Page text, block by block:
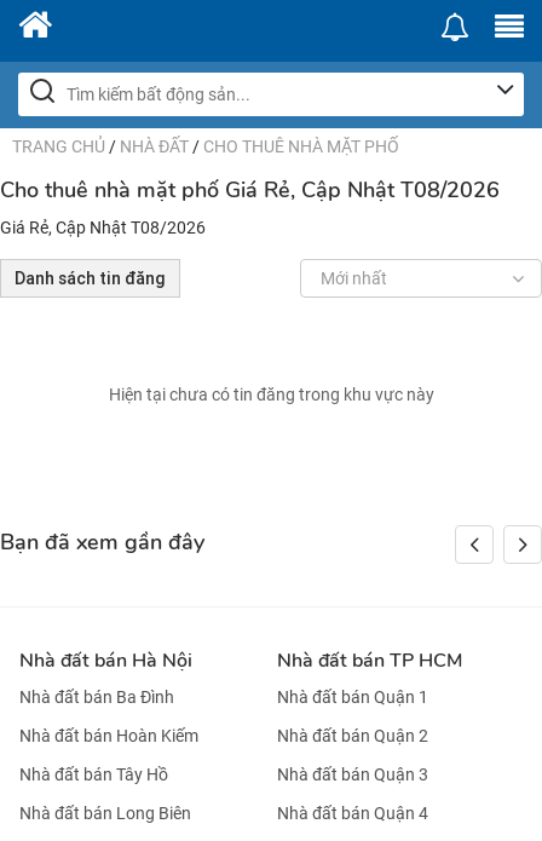
TRANG CHỦ / NHÀ ĐẤT / CHO THUÊ NHÀ MẶT PHỐ
Cho thuê nhà mặt phố Giá Rẻ, Cập Nhật T08/2026
Giá Rẻ, Cập Nhật T08/2026
Danh sách tin đăng Mới nhất
Hiện tại chưa có tin đăng trong khu vực này
Bạn đã xem gần đây
Nhà đất bán Hà Nội
Nhà đất bán Ba Đình
Nhà đất bán Hoàn Kiếm
Nhà đất bán Tây Hồ
Nhà đất bán Long Biên
Nhà đất bán TP HCM
Nhà đất bán Quận 1
Nhà đất bán Quận 2
Nhà đất bán Quận 3
Nhà đất bán Quận 4